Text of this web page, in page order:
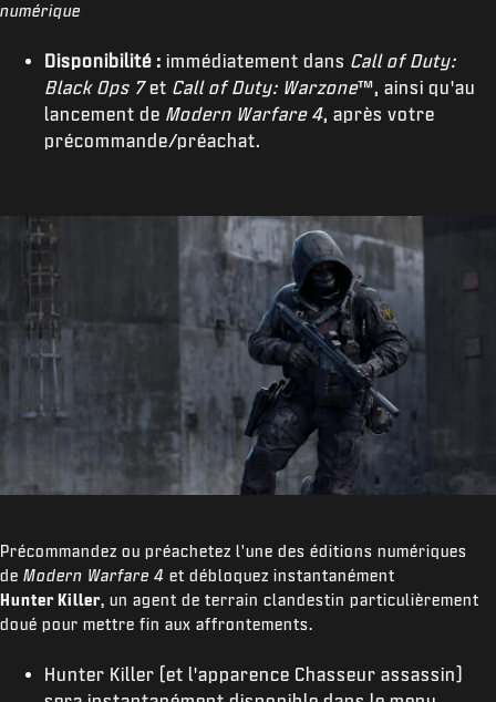
numérique
Disponibilité : immédiatement dans Call of Duty:
Black Ops 7et Call of Duty: Warzone™, ainsi qu'au
lancement de Modern Warfare 4, après votre
précommande/préachat.
Précommandez ou préachetez l'une des éditions numériques
de Modern Warfare 4 et débloquez instantanément
Hunter Killer, un agent de terrain clandestin particulièrement
doué pour mettre fin aux affrontements.
Hunter Killer (et l'apparence Chasseur assassin)